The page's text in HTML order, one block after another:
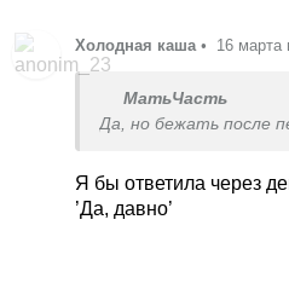
Холодная каша • 16 марта
МатьЧасть
Да, но бежать после
Я бы ответила через
’Да, давно’